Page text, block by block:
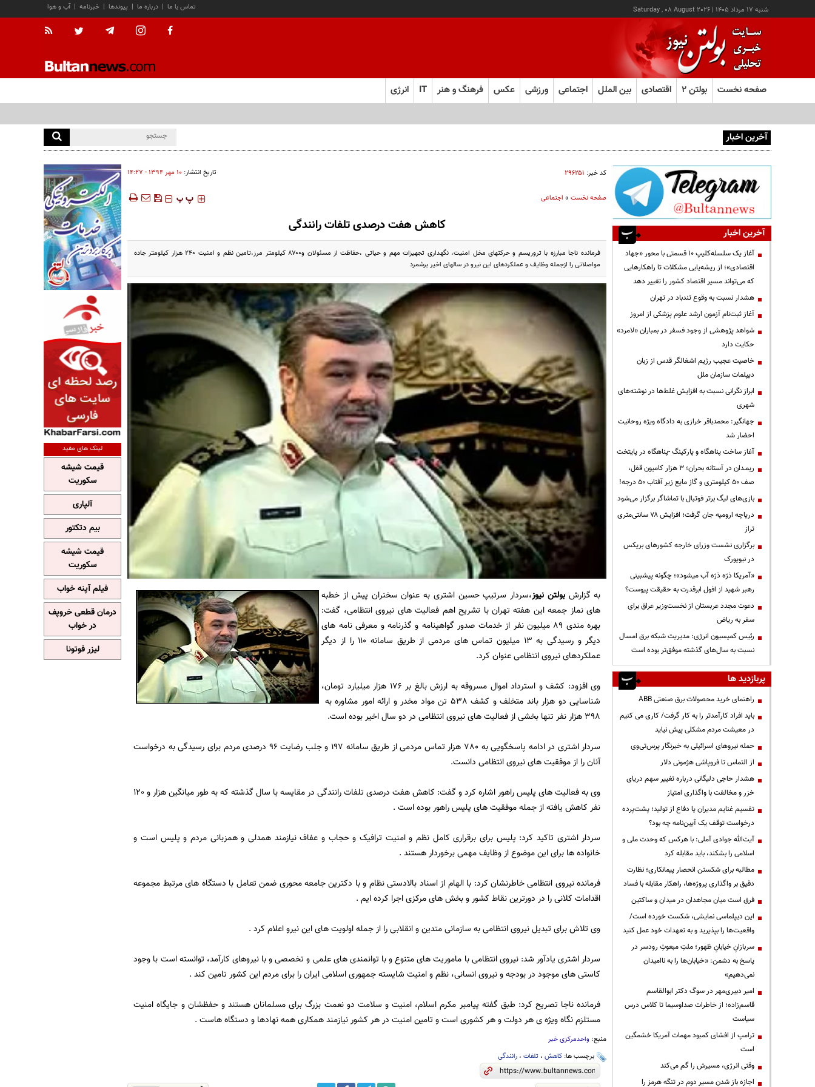
شنبه ۱۷ مرداد ۱۴۰۵ |
Saturday , 08 August 2026 آب و هوا | خبرنامه | پیوندها | درباره ما | تماس با ما
صفحه نخست بولتن ۲ اقتصادی بین الملل اجتماعی ورزشی عکس فرهنگ و هنر IT انرژی
آخرین اخبار
کد خبر: ۲۹۶۲۵۱ تاریخ انتشار: ۱۰ مهر ۱۳۹۴ - ۱۴:۲۷
صفحه نخست» اجتماعی ‍‍‍ پ پ
کاهش هفت درصدی تلفات رانندگی
فرمانده ناجا مبارزه با تروریسم و حرکتهای مخل امنیت، نگهداری تجهیزات مهم و حیاتی ،حفاظت از مسئولان و۸۷۰۰ کیلومتر مرز،تامین نظم و امنیت ۲۴۰ هزار کیلومتر جاده‌
مواصلاتی را ازجمله وظایف و عملکردهای این نیرو در سالهای اخیر برشمرد
به گزارشبولتن نیوز،سردار سرتیپ حسین اشتری به عنوان سخنران پیش از خطبه
های نماز جمعه این هفته تهران با تشریح اهم فعالیت های نیروی انتظامی، گفت:
بهره مندی 89 میلیون نفر از خدمات صدور گواهینامه و گذرنامه و معرفی نامه های
دیگر و رسیدگی به 13 میلیون تماس های مردمی از طریق سامانه 110 را از دیگر
عملکردهای نیروی انتظامی عنوان کرد.
وی افزود: کشف و استرداد اموال مسروقه به ارزش بالغ بر 176 هزار میلیارد تومان،
شناسایی دو هزار باند متخلف و کشف 538 تن مواد مخدر و ارائه امور مشاوره به
398 هزار نفر تنها بخشی از فعالیت های نیروی انتظامی در دو سال اخیر بوده است.
سردار اشتری در ادامه پاسخگویی به 780 هزار تماس مردمی از طریق سامانه 197 و جلب رضایت 96 درصدی مردم برای رسیدگی به درخواست
آنان را از موفقیت های نیروی انتظامی دانست.
وی به فعالیت های پلیس راهور اشاره کرد و گفت: کاهش هفت درصدی تلفات رانندگی در مقایسه با سال گذشته که به طور میانگین هزار و 120
نفر کاهش یافته از جمله موفقیت های پلیس راهور بوده است .
سردار اشتری تاکید کرد: پلیس برای برقراری کامل نظم و امنیت ترافیک و حجاب و عفاف نیازمند همدلی و همزبانی مردم و پلیس است و
خانواده ها برای این موضوع از وظایف مهمی برخوردار هستند .
فرمانده نیروی انتظامی خاطرنشان کرد: با الهام از اسناد بالادستی نظام و با دکترین جامعه محوری ضمن تعامل با دستگاه های مرتبط مجموعه
اقدامات کلانی را در دورترین نقاط کشور و بخش های مرکزی اجرا کرده ایم .
وی تلاش برای تبدیل نیروی انتظامی به سازمانی متدین و انقلابی را از جمله اولویت های این نیرو اعلام کرد .
سردار اشتری یادآور شد: نیروی انتظامی با ماموریت های متنوع و با توانمندی های علمی و تخصصی و با نیروهای کارآمد، توانسته است با وجود
کاستی های موجود در بودجه و نیروی انسانی، نظم و امنیت شایسته جمهوری اسلامی ایران را برای مردم این کشور تامین کند .
فرمانده ناجا تصریح کرد: طبق گفته پیامبر مکرم اسلام، امنیت و سلامت دو نعمت بزرگ برای مسلمانان هستند و حفظشان و جایگاه امنیت
مستلزم نگاه ویژه ی هر دولت و هر کشوری است و تامین امنیت در هر کشور نیازمند همکاری همه نهادها و دستگاه هاست .
منبع: واحدمرکزی خبر
برچسب ها: کاهش، تلفات، رانندگی
آخرین اخبار
آغاز یک سلسله‌کلیپ ۱۰ قسمتی با محور «جهاد
اقتصادی»؛ از ریشه‌یابی مشکلات تا راهکارهایی
که می‌تواند مسیر اقتصاد کشور را تغییر دهد
هشدار نسبت به وقوع تندباد در تهران
آغاز ثبت‌نام آزمون ارشد علوم پزشکی از امروز
شواهد پژوهشی از وجود فسفر در بمباران «لامرد»
حکایت دارد
خاصیت عجیب رژیم اشغالگر قدس از زبان
دیپلمات سازمان ملل
ابراز نگرانی نسبت به افزایش غلط‌ها در نوشته‌های
شهری
جهانگیر: محمدباقر خرازی به دادگاه ویژه روحانیت
احضار شد
آغاز ساخت پناهگاه و پارکینگ -پناهگاه در پایتخت
ریمـدان در آستانه بحران؛ ۳ هزار کامیون قفل،
صف ۵۰ کیلومتری و گاز مایع زیر آفتاب ۵۰ درجه!
بازی‌های لیگ برتر فوتبال با تماشاگر برگزار می‌شود
دریاچه ارومیه جان گرفت؛ افزایش ۷۸ سانتی‌متری
تراز
برگزاری نشست وزرای خارجه کشورهای بریکس
در نیویورک
«آمریکا ذرّه ذرّه آب میشود»؛ چگونه پیشبینی
رهبر شهید از افول ابرقدرت به حقیقت پیوست؟
دعوت مجدد عربستان از نخست‌وزیر عراق برای
سفر به ریاض
رئیس کمیسیون انرژی: مدیریت شبکه برق امسال
نسبت به سال‌های گذشته موفق‌تر بوده است
پربازدید ها
راهنمای خرید محصولات برق صنعتی ABB
باید افراد کارآمدتر را به کار گرفت/ کاری می کنیم
در معیشت مردم مشکلی پیش نیاید
حمله نیروهای اسرائیلی به خبرنگار پرس‌تی‌وی
از التماس تا فروپاشی هژمونی دلار
هشدار حاجی دلیگانی درباره تغییر سهم دریای
خزر و مخالفت با واگذاری امتیاز
تقسیم غنایم مدیران یا دفاع از تولید؛ پشت‌پرده
درخواست توقف یک آیین‌نامه چه بود؟
آیت‌الله جوادی آملی: با هرکس که وحدت ملی و
اسلامی را بشکند، باید مقابله کرد
مطالبه برای شکستن انحصار پیمانکاری؛ نظارت
دقیق بر واگذاری پروژه‌ها، راهکار مقابله با فساد
فرق است میان مجاهدان در میدان و ساکتین
این دیپلماسی نمایشی، شکست خورده است/
واقعیت‌ها را بپذیرید و به تعهدات خود عمل کنید
سربازانِ خیابانِ ظهور؛ ملتِ مبعوثِ رودسر در
پاسخ به دشمن: «خیابان‌ها را به ناامیدان
نمی‌دهیم»
امیر دبیری‌مهر در سوگ دکتر ابوالقاسم
قاسم‌زاده؛ از خاطرات صداوسیما تا کلاس درس
سیاست
ترامپ از افشای کمبود مهمات آمریکا خشمگین
است
وقتی انرژی، مسیرش را گم می‌کند
اجازه باز شدن مسیر دوم در تنگه هرمز را
لینک های مفید
قیمت شیشه
سکوریت
آلپاری
بیم دتکتور
قیمت شیشه
سکوریت
فیلم آپنه خواب
درمان قطعی خروپف
در خواب
لیزر فوتونا